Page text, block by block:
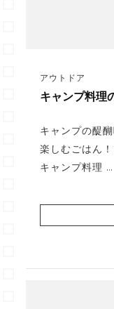
アウトドア
キャンプ料理
キャンプの醍
楽しむごはん
キャンプ料理 …